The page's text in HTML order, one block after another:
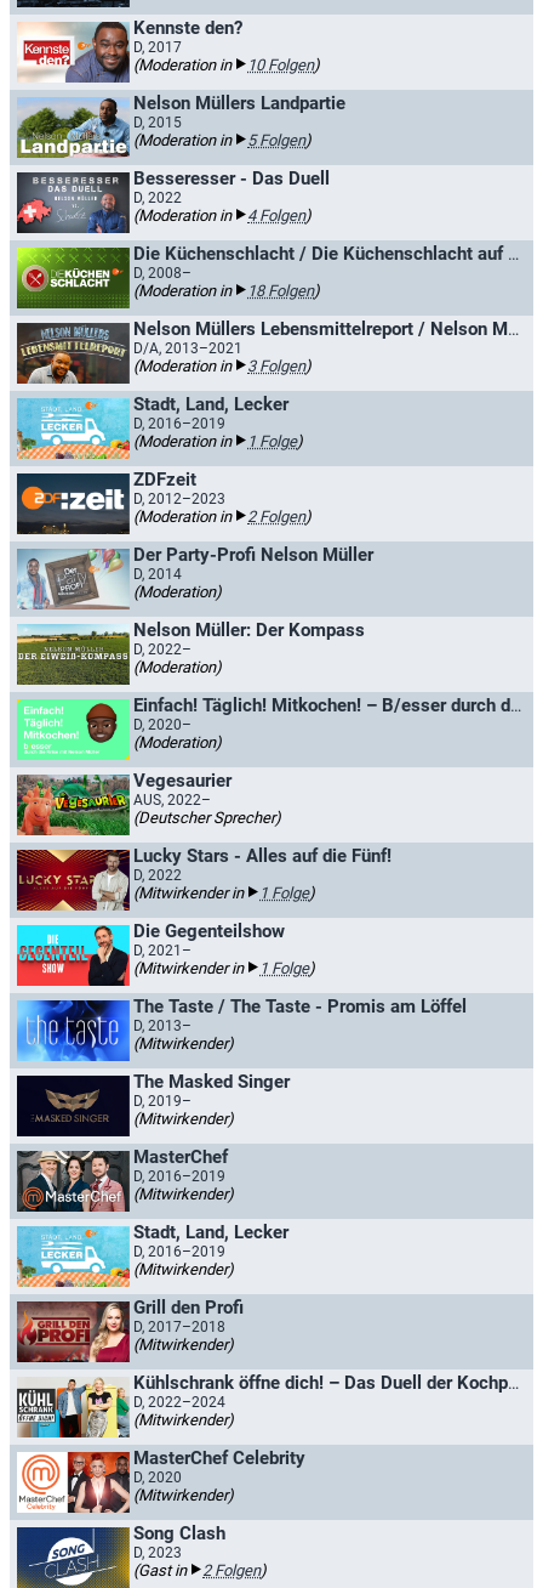
Kennste den?
D, 2017
(Moderation in 10 Folgen)
Nelson Müllers Landpartie
D, 2015
(Moderation in 5 Folgen)
Besseresser - Das Duell
D, 2022
(Moderation in 4 Folgen)
Die Küchenschlacht / Die Küchenschlacht auf hoher See
D, 2008–
(Moderation in 18 Folgen)
Nelson Müllers Lebensmittelreport / Nelson Müllers großer Essens-Check
D/A, 2013–2021
(Moderation in 3 Folgen)
Stadt, Land, Lecker
D, 2016–2019
(Moderation in 1 Folge)
ZDFzeit
D, 2012–2023
(Moderation in 2 Folgen)
Der Party-Profi Nelson Müller
D, 2014
(Moderation)
Nelson Müller: Der Kompass
D, 2022–
(Moderation)
Einfach! Täglich! Mitkochen! – B/esser durch die Krise mit Nelson Müller
D, 2020–
(Moderation)
Vegesaurier
AUS, 2022–
(Deutscher Sprecher)
Lucky Stars - Alles auf die Fünf!
D, 2022
(Mitwirkender in 1 Folge)
Die Gegenteilshow
D, 2021–
(Mitwirkender in 1 Folge)
The Taste / The Taste - Promis am Löffel
D, 2013–
(Mitwirkender)
The Masked Singer
D, 2019–
(Mitwirkender)
MasterChef
D, 2016–2019
(Mitwirkender)
Stadt, Land, Lecker
D, 2016–2019
(Mitwirkender)
Grill den Profi
D, 2017–2018
(Mitwirkender)
Kühlschrank öffne dich! – Das Duell der Kochprofis
D, 2022–2024
(Mitwirkender)
MasterChef Celebrity
D, 2020
(Mitwirkender)
Song Clash
D, 2023
(Gast in 2 Folgen)